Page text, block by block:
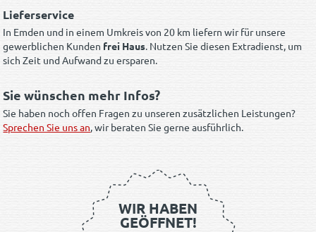
Lieferservice
In Emden und in einem Umkreis von 20 km liefern wir für unsere
gewerblichen Kunden frei Haus. Nutzen Sie diesen Extradienst, um
sich Zeit und Aufwand zu ersparen.
Sie wünschen mehr Infos?
Sie haben noch offen Fragen zu unseren zusätzlichen Leistungen?
Sprechen Sie uns an, wir beraten Sie gerne ausführlich.
WIR HABEN
GEÖFFNET!